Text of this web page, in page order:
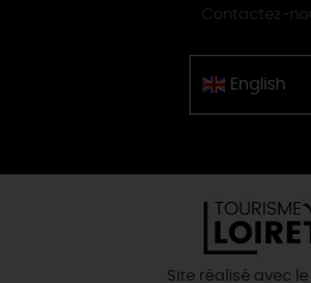
Contactez-
English
Chinese
Site réalisé avec